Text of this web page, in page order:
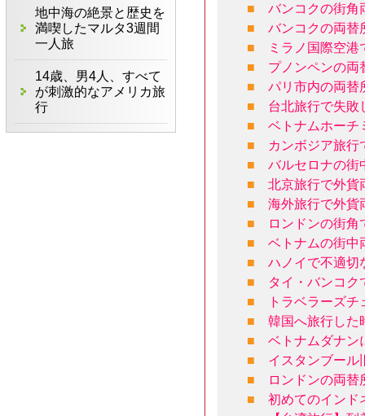
■
バンコクの街角
■
バンコクの両替
■
ミラノ国際空
■
プノンペンの両
■
パリ市内の両替
■
台北旅行で失敗
■
ベトナムホーチ
■
カンボジア旅行
■
バルセロナの街
■
北京旅行で外貨
■
海外旅行で外貨
■
ロンドンの街
■
ベトナムの街中
■
ハノイで不適切
■
タイ・バンコク
■
トラベラーズ
■
韓国へ旅行した
■
ベトナムダナン
■
イスタンブール
■
ロンドンの両
■
初めてのインド
地中海の絶景と歴史を
満喫したマルタ3週間
一人旅
14歳、男4人、すべて
が刺激的なアメリカ旅
行